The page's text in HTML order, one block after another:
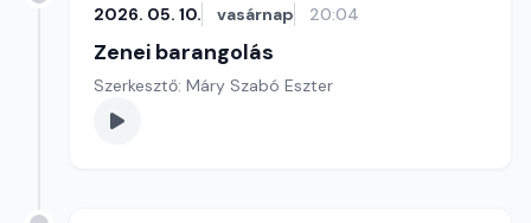
2026. 05. 10. vasárnap 20:04
Zenei barangolás
Szerkesztő: Máry Szabó Eszter